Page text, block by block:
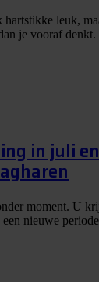
leuk,
je vooraf
in juli
moment. U
nieuwe